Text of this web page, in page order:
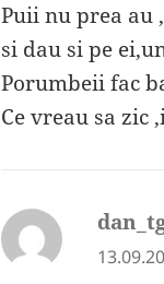
Puii nu prea au
si dau si pe
Porumbeii fac
Ce vreau sa